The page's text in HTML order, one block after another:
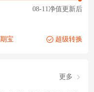
08-11净值更新后
宝 超级转换
更多